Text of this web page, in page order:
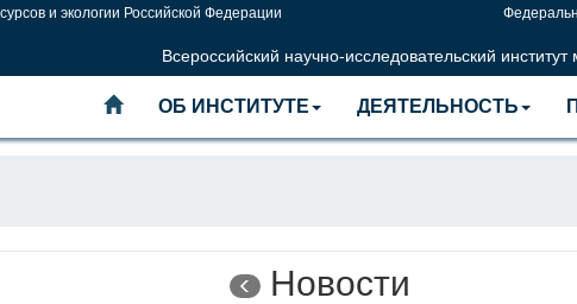
и экологии Российской Федерации
Всероссийский научно-исследовательский
ОБ ИНСТИТУТЕ ДЕЯТЕЛЬНОСТЬ
Новости